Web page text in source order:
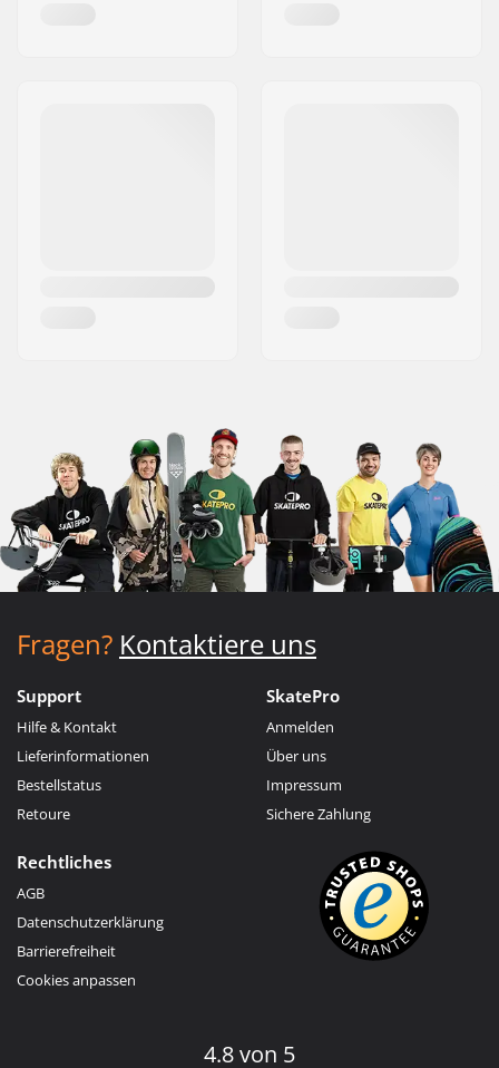
Fragen? Kontaktiere uns
Support
Hilfe & Kontakt
Lieferinformationen
Bestellstatus
Retoure
SkatePro
Anmelden
Über uns
Impressum
Sichere Zahlung
Rechtliches
AGB
Datenschutzerklärung
Barrierefreiheit
Cookies anpassen
4.8 von 5